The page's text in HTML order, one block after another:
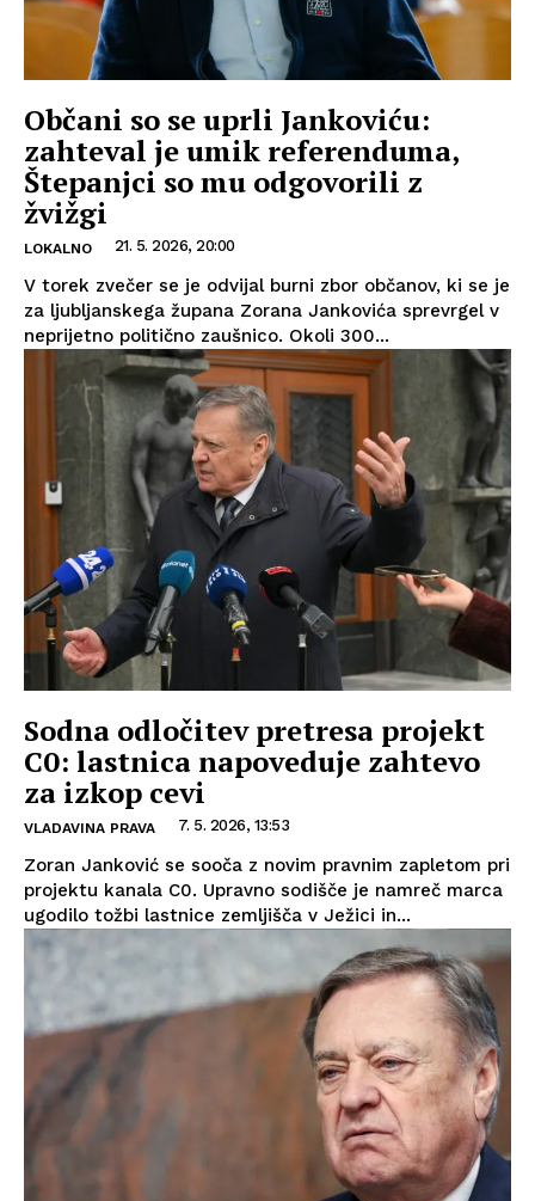
Občani so se uprli Jankoviću:
zahteval je umik referenduma,
Štepanjci so mu odgovorili z
žvižgi
LOKALNO 21. 5. 2026, 20:00
V torek zvečer se je odvijal burni zbor občanov, ki se je
za ljubljanskega župana Zorana Jankovića sprevrgel v
neprijetno politično zaušnico. Okoli 300...
Sodna odločitev pretresa projekt
C0: lastnica napoveduje zahtevo
za izkop cevi
VLADAVINA PRAVA 7. 5. 2026, 13:53
Zoran Janković se sooča z novim pravnim zapletom pri
projektu kanala C0. Upravno sodišče je namreč marca
ugodilo tožbi lastnice zemljišča v Ježici in...